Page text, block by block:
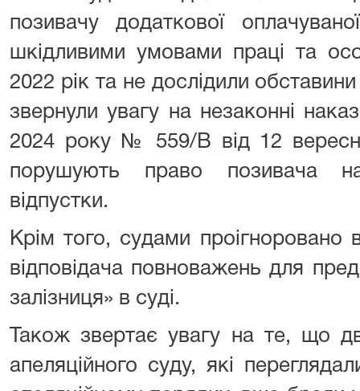
позивачу додаткової
шкідливими умовами праці та
2022 рік та не дослідили
звернули увагу на незаконні
2024 року № 559/В від 12
порушують право позивача
відпустки.
Крім того, судами проігноровано
відповідача повноважень для
залізниця» в суді.
Також звертає увагу на те, що
апеляційного суду, які